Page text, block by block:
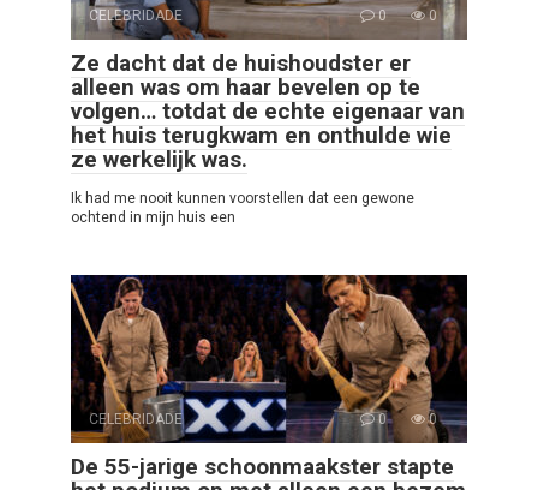
CELEBRIDADE 0 0
Ze dacht dat de huishoudster er
alleen was om haar bevelen op te
volgen… totdat de echte eigenaar van
het huis terugkwam en onthulde wie
ze werkelijk was.
Ik had me nooit kunnen voorstellen dat een gewone
ochtend in mijn huis een
CELEBRIDADE 0 0
De 55-jarige schoonmaakster stapte